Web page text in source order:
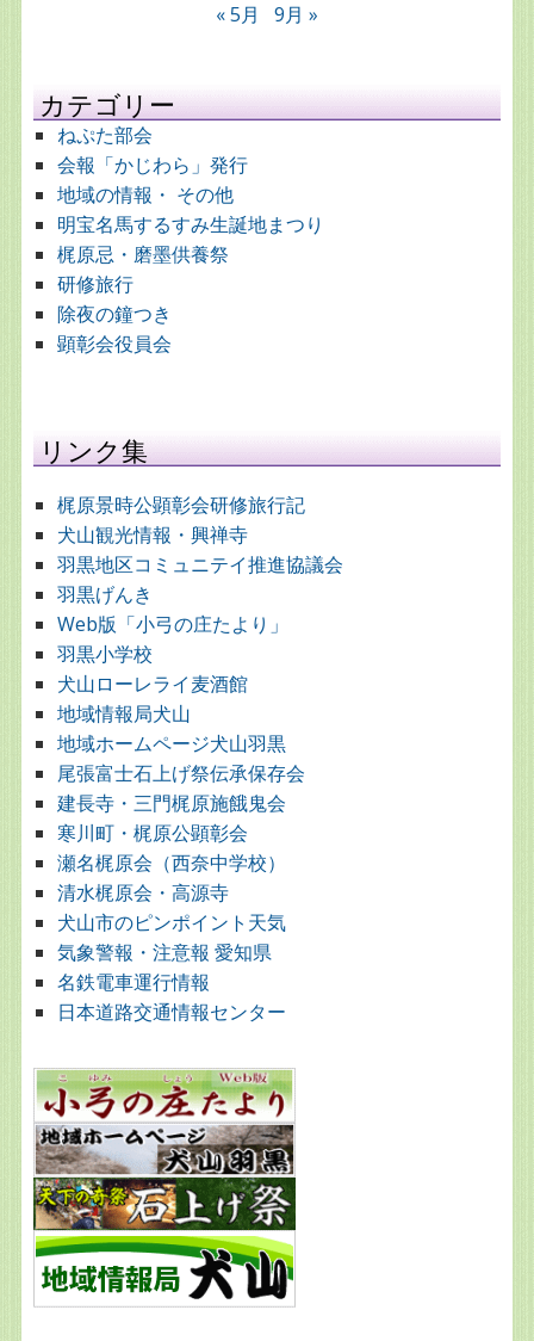
« 5月 9月 »
カテゴリー
ねぷた部会
会報「かじわら」発行
地域の情報・ その他
明宝名馬するすみ生誕地まつり
梶原忌・磨墨供養祭
研修旅行
除夜の鐘つき
顕彰会役員会
リンク集
梶原景時公顕彰会研修旅行記
犬山観光情報・興禅寺
羽黒地区コミュニテイ推進協議会
羽黒げんき
Web版「小弓の庄たより」
羽黒小学校
犬山ローレライ麦酒館
地域情報局犬山
地域ホームページ犬山羽黒
尾張富士石上げ祭伝承保存会
建長寺・三門梶原施餓鬼会
寒川町・梶原公顕彰会
瀬名梶原会（西奈中学校）
清水梶原会・高源寺
犬山市のピンポイント天気
気象警報・注意報 愛知県
名鉄電車運行情報
日本道路交通情報センター